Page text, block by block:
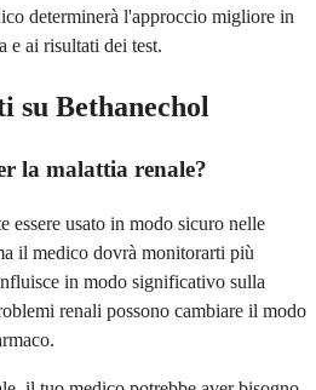
determinerà l'approccio migliore in
e ai risultati dei test.
su Bethanechol
la malattia renale?
essere usato in modo sicuro nelle
il medico dovrà monitorarti più
in modo significativo sulla
renali possono cambiare il modo